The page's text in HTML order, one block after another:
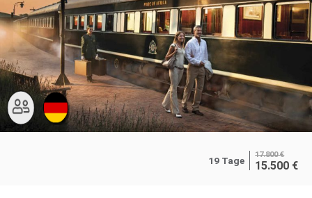
19 Tage
17.800 €
15.500 €